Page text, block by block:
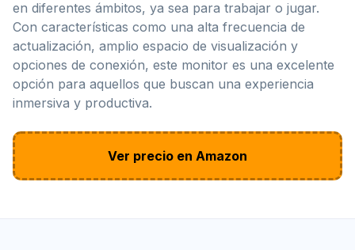
en diferentes ámbitos, ya sea para trabajar o jugar.
Con características como una alta frecuencia de
actualización, amplio espacio de visualización y
opciones de conexión, este monitor es una excelente
opción para aquellos que buscan una experiencia
inmersiva y productiva.
Ver precio en Amazon